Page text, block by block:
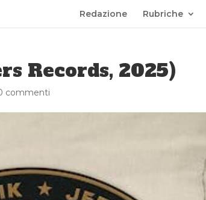
Redazione Rubriche
Records, 2025)
commenti